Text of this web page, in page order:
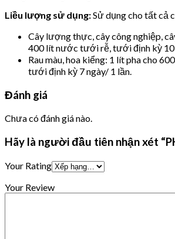
Liều lượng sử dụng:Sử dụng cho tất cả
Cây lượng thực, cây công nghiệp,
400 lít nước tưới rễ, tưới định kỳ 10
Rau màu, hoa kiểng: 1 lít pha cho
tưới định kỳ 7 ngày/ 1 lần.
Đánh giá
Chưa có đánh giá nào.
Hãy là người đầu tiên nhận xét
Your Rating
Your Review